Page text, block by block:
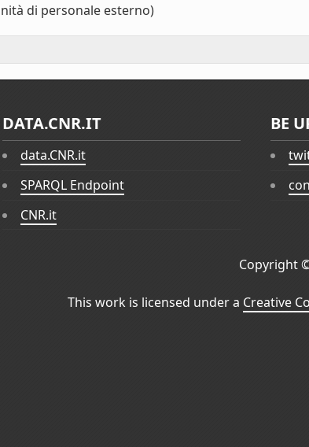
di personale esterno)
DATA.CNR.IT
data.CNR.it
SPARQL Endpoint
CNR.it
BE
Copyright
This work is licensed under a Creative